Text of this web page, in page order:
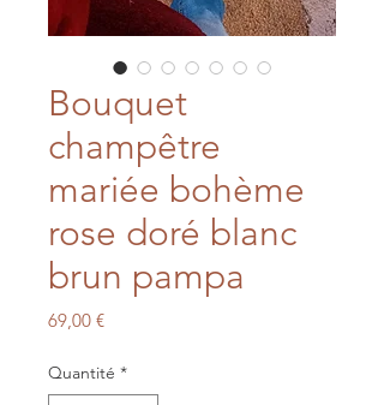
Bouquet
champêtre
mariée bohème
rose doré blanc
brun pampa
69,00 €Prix
Quantité *